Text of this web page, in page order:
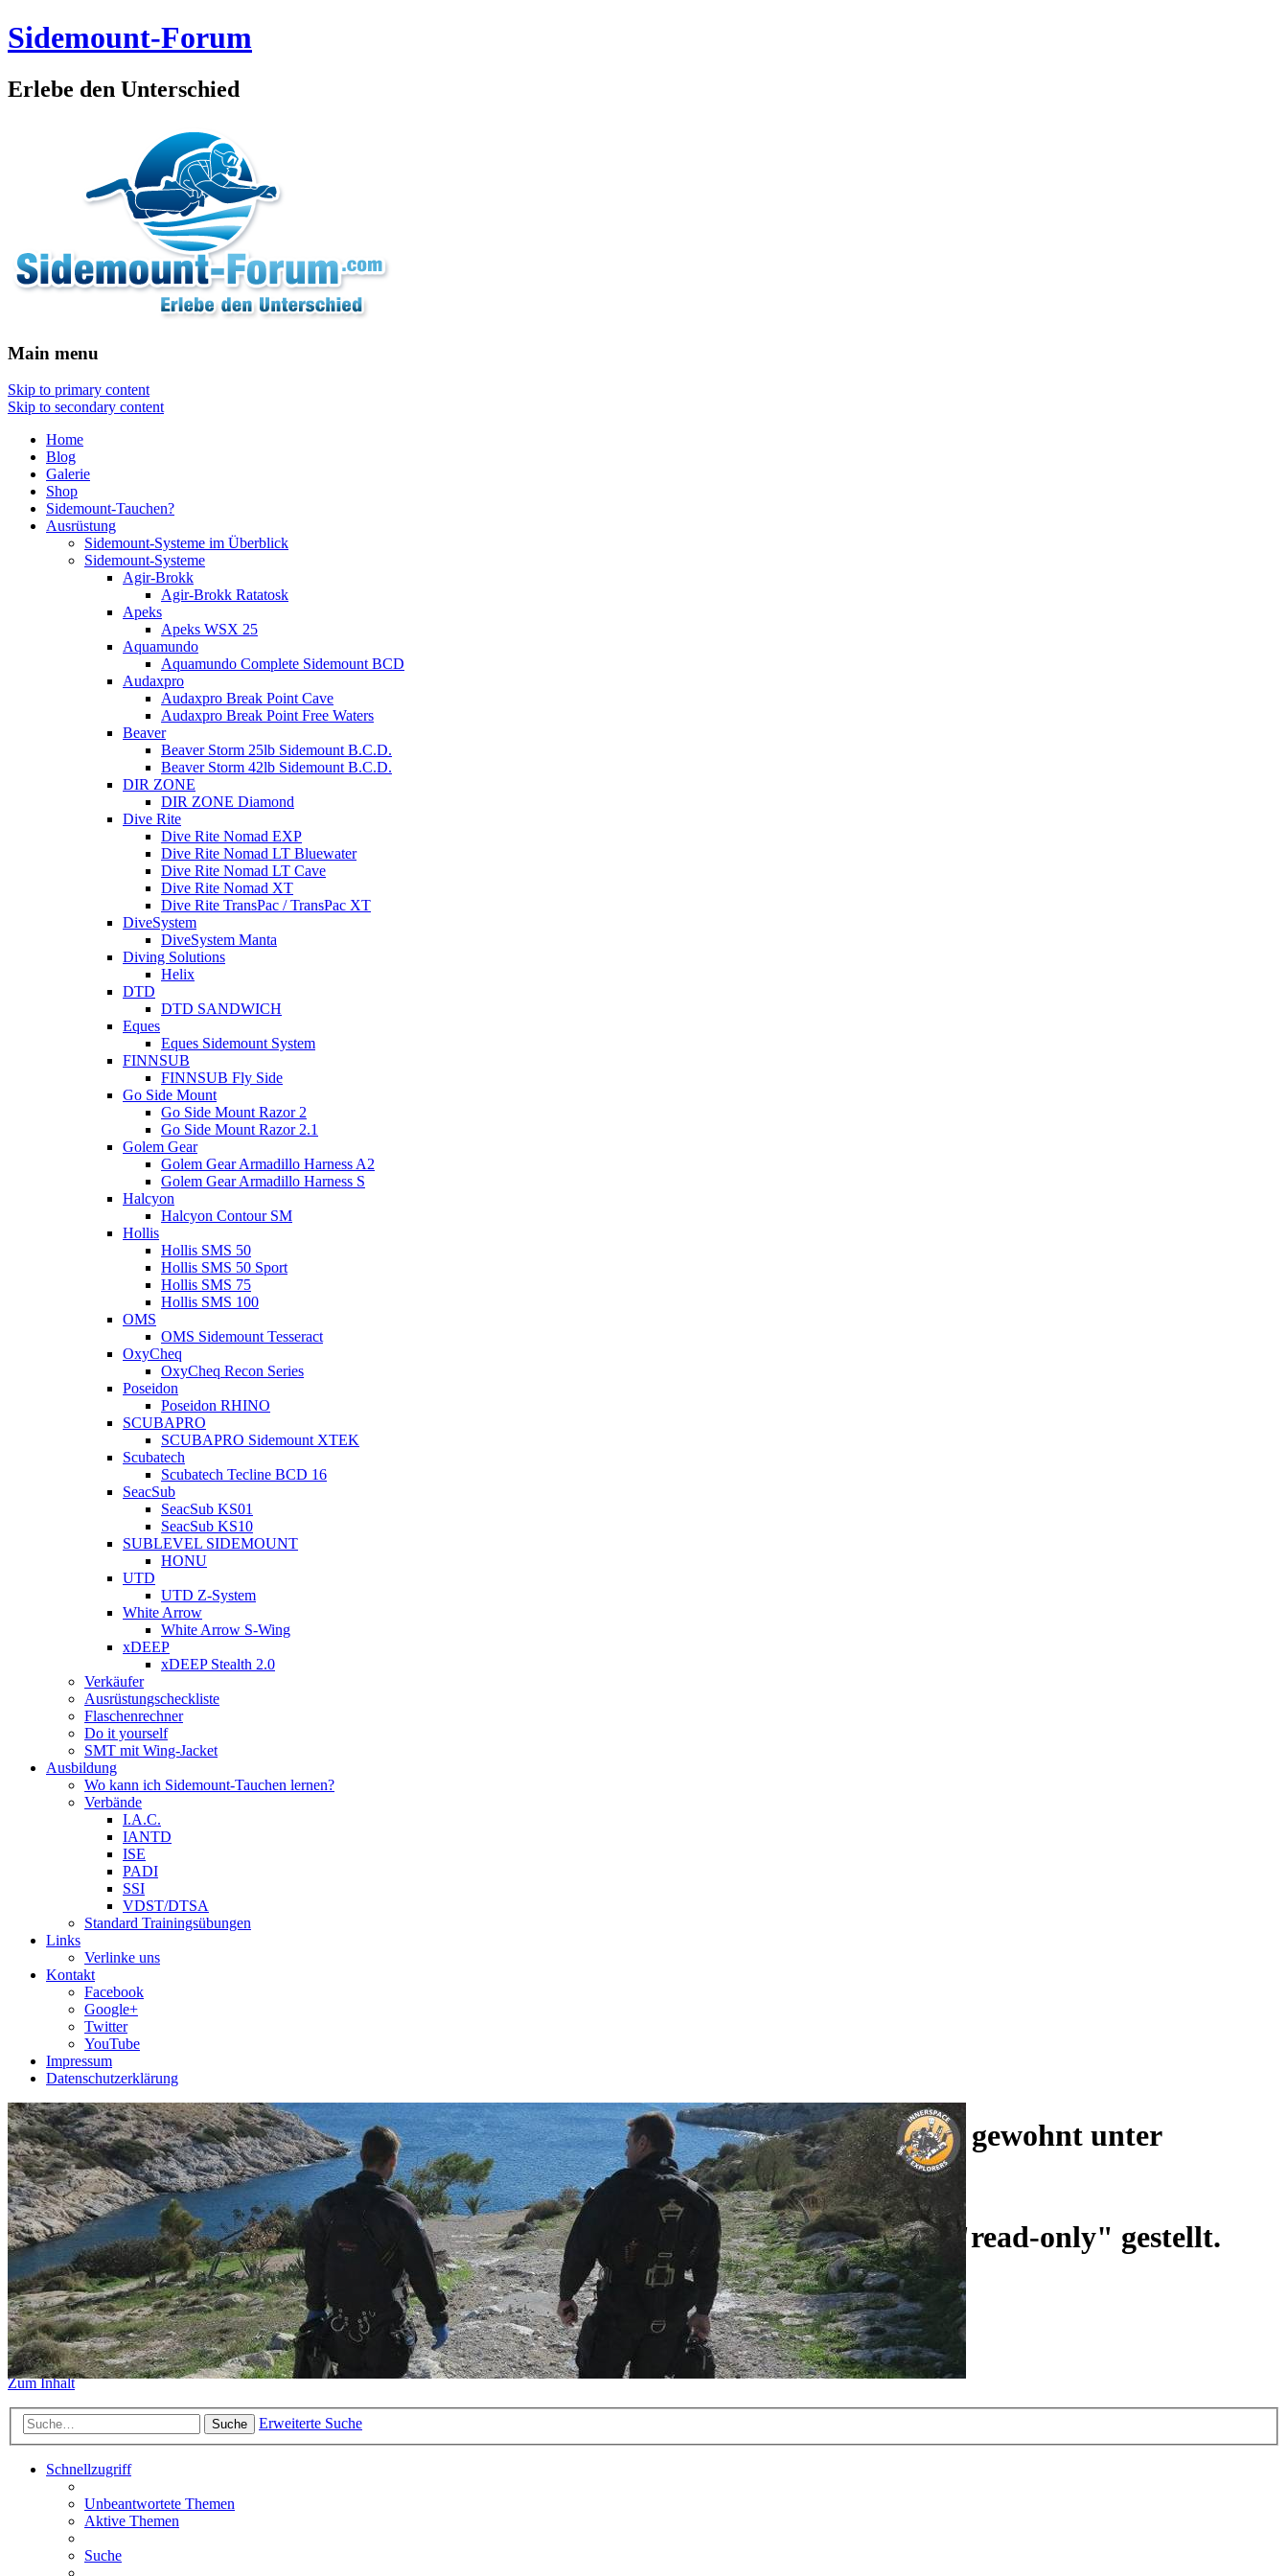
Sidemount-Forum
Erlebe den Unterschied
Main menu
Skip to primary content
Skip to secondary content
Home
Blog
Galerie
Shop
Sidemount-Tauchen?
Ausrüstung
Sidemount-Systeme im Überblick
Sidemount-Systeme
Agir-Brokk
Agir-Brokk Ratatosk
Apeks
Apeks WSX 25
Aquamundo
Aquamundo Complete Sidemount BCD
Audaxpro
Audaxpro Break Point Cave
Audaxpro Break Point Free Waters
Beaver
Beaver Storm 25lb Sidemount B.C.D.
Beaver Storm 42lb Sidemount B.C.D.
DIR ZONE
DIR ZONE Diamond
Dive Rite
Dive Rite Nomad EXP
Dive Rite Nomad LT Bluewater
Dive Rite Nomad LT Cave
Dive Rite Nomad XT
Dive Rite TransPac / TransPac XT
DiveSystem
DiveSystem Manta
Diving Solutions
Helix
DTD
DTD SANDWICH
Eques
Eques Sidemount System
FINNSUB
FINNSUB Fly Side
Go Side Mount
Go Side Mount Razor 2
Go Side Mount Razor 2.1
Golem Gear
Golem Gear Armadillo Harness A2
Golem Gear Armadillo Harness S
Halcyon
Halcyon Contour SM
Hollis
Hollis SMS 50
Hollis SMS 50 Sport
Hollis SMS 75
Hollis SMS 100
OMS
OMS Sidemount Tesseract
OxyCheq
OxyCheq Recon Series
Poseidon
Poseidon RHINO
SCUBAPRO
SCUBAPRO Sidemount XTEK
Scubatech
Scubatech Tecline BCD 16
SeacSub
SeacSub KS01
SeacSub KS10
SUBLEVEL SIDEMOUNT
HONU
UTD
UTD Z-System
White Arrow
White Arrow S-Wing
xDEEP
xDEEP Stealth 2.0
Verkäufer
Ausrüstungscheckliste
Flaschenrechner
Do it yourself
SMT mit Wing-Jacket
Ausbildung
Wo kann ich Sidemount-Tauchen lernen?
Verbände
I.A.C.
IANTD
ISE
PADI
SSI
VDST/DTSA
Standard Trainingsübungen
Links
Verlinke uns
Kontakt
Facebook
Google+
Twitter
YouTube
Impressum
Datenschutzerklärung
Das Sidemount-Forum ist auf ein neues Forensystem umgezogen und wie gewohnt unter
https://www.sidemount-forum.comerreichbar.
Das alte Forum hier existiert nur aufgrund deralten Galerieund ist auf "read-only" gestellt.
Sidemount-Forum
Erlebe den Unterschied
Zum Inhalt
Suche Erweiterte Suche
Schnellzugriff
Unbeantwortete Themen
Aktive Themen
Suche